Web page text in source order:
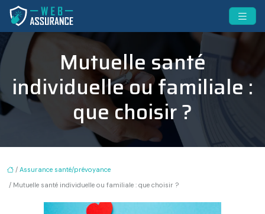
Mutuelle santé
individuelle ou familiale :
que choisir ?
/ Assurance santé/prévoyance
/ Mutuelle santé individuelle ou familiale : que choisir ?